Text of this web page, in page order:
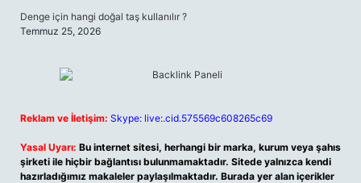
Denge için hangi doğal taş kullanılır ?
Temmuz 25, 2026
Reklam ve İletişim: Skype: live:.cid.575569c608265c69
Yasal Uyarı: Bu internet sitesi, herhangi bir marka, kurum veya şahıs
şirketi ile hiçbir bağlantısı bulunmamaktadır. Sitede yalnızca kendi
hazırladığımız makaleler paylaşılmaktadır. Burada yer alan içerikler